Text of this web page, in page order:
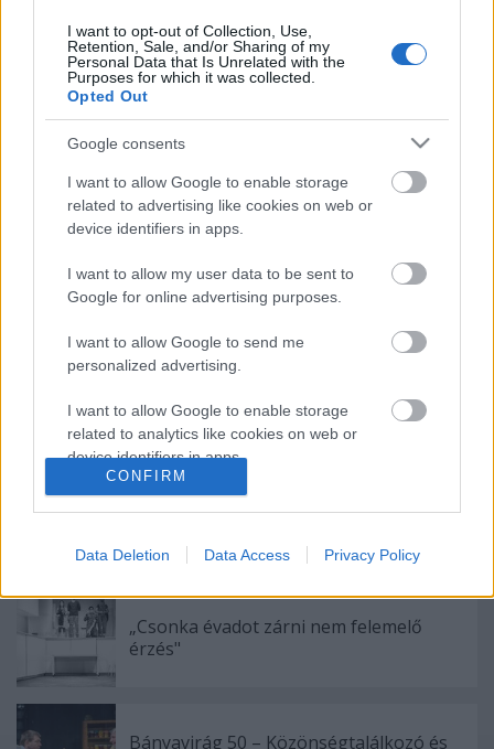
I want to opt-out of Collection, Use,
Retention, Sale, and/or Sharing of my
Personal Data that Is Unrelated with the
Purposes for which it was collected.
Opted Out
Google consents
I want to allow Google to enable storage
related to advertising like cookies on web or
device identifiers in apps.
I want to allow my user data to be sent to
Google for online advertising purposes.
I want to allow Google to send me
personalized advertising.
I want to allow Google to enable storage
related to analytics like cookies on web or
device identifiers in apps.
I want to allow Google to enable storage
related to personalization.
I want to allow Google to enable storage
related to security, including authentication
user protection.
CONFIRM
Data Deletion Data Access Privacy Policy
PÁLYÁZATI FELHÍVÁS erre >>
forrás: Kultura.hu
Indul az e-Trafó online programsorozat
Rögtön dupla premierrel kezdi az új
„Csonka évadot zárni nem felemelő
érzés"
Bányavirág 50 – Közönségtalálkozó és